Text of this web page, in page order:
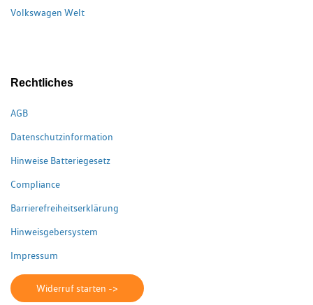
Volkswagen Welt
Rechtliches
AGB
Datenschutzinformation
Hinweise Batteriegesetz
Compliance
Barrierefreiheitserklärung
Hinweisgebersystem
Impressum
Widerruf starten ->